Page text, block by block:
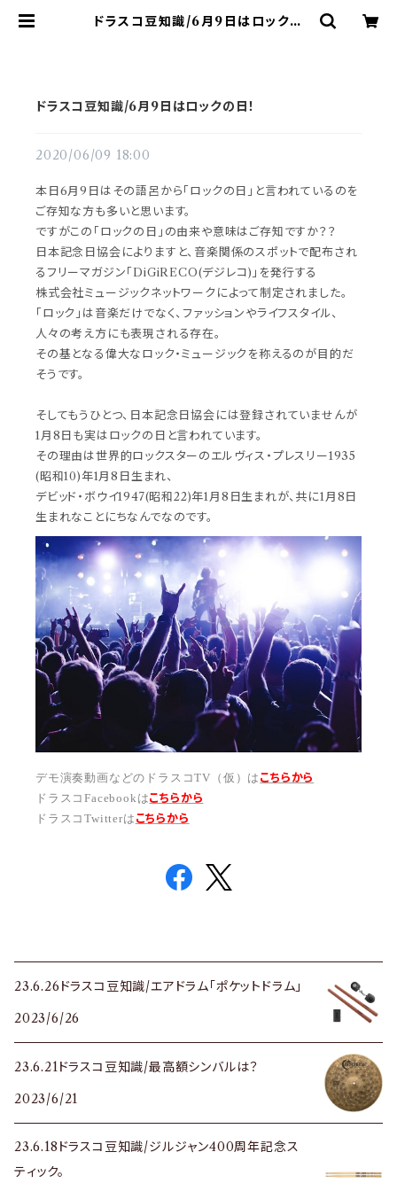
ドラスコ豆知識/6月9日はロックの
ドラスコ豆知識/6月9日はロックの日！
2020/06/09 18:00
本日6月9日はその語呂から「ロックの日」と言われているのを
ご存知な方も多いと思います。
ですがこの「ロックの日」の由来や意味はご存知ですか？？
日本記念日協会によりますと、音楽関係のスポットで配布され
るフリーマガジン「DiGiRECO(デジレコ)」を発行する
株式会社ミュージックネットワークによって制定されました。
「ロック」は音楽だけでなく、ファッションやライフスタイル、
人々の考え方にも表現される存在。
その基となる偉大なロック・ミュージックを称えるのが目的だ
そうです。
そしてもうひとつ、日本記念日協会には登録されていませんが
1月8日も実はロックの日と言われています。
その理由は世界的ロックスターのエルヴィス・プレスリー1935
(昭和10)年1月8日生まれ、
デビッド・ボウイ1947(昭和22)年1月8日生まれが、共に1月8日
生まれなことにちなんでなのです。
デモ演奏動画などのドラスコTV（仮）は こちらから
ドラスコFacebookはこちらから
ドラスコTwitterは こちらから
23.6.26ドラスコ豆知識/エアドラム「ポケットドラム」
2023/6/26
23.6.21ドラスコ豆知識/最高額シンバルは？
2023/6/21
23.6.18ドラスコ豆知識/ジルジャン400周年記念ス
ティック。